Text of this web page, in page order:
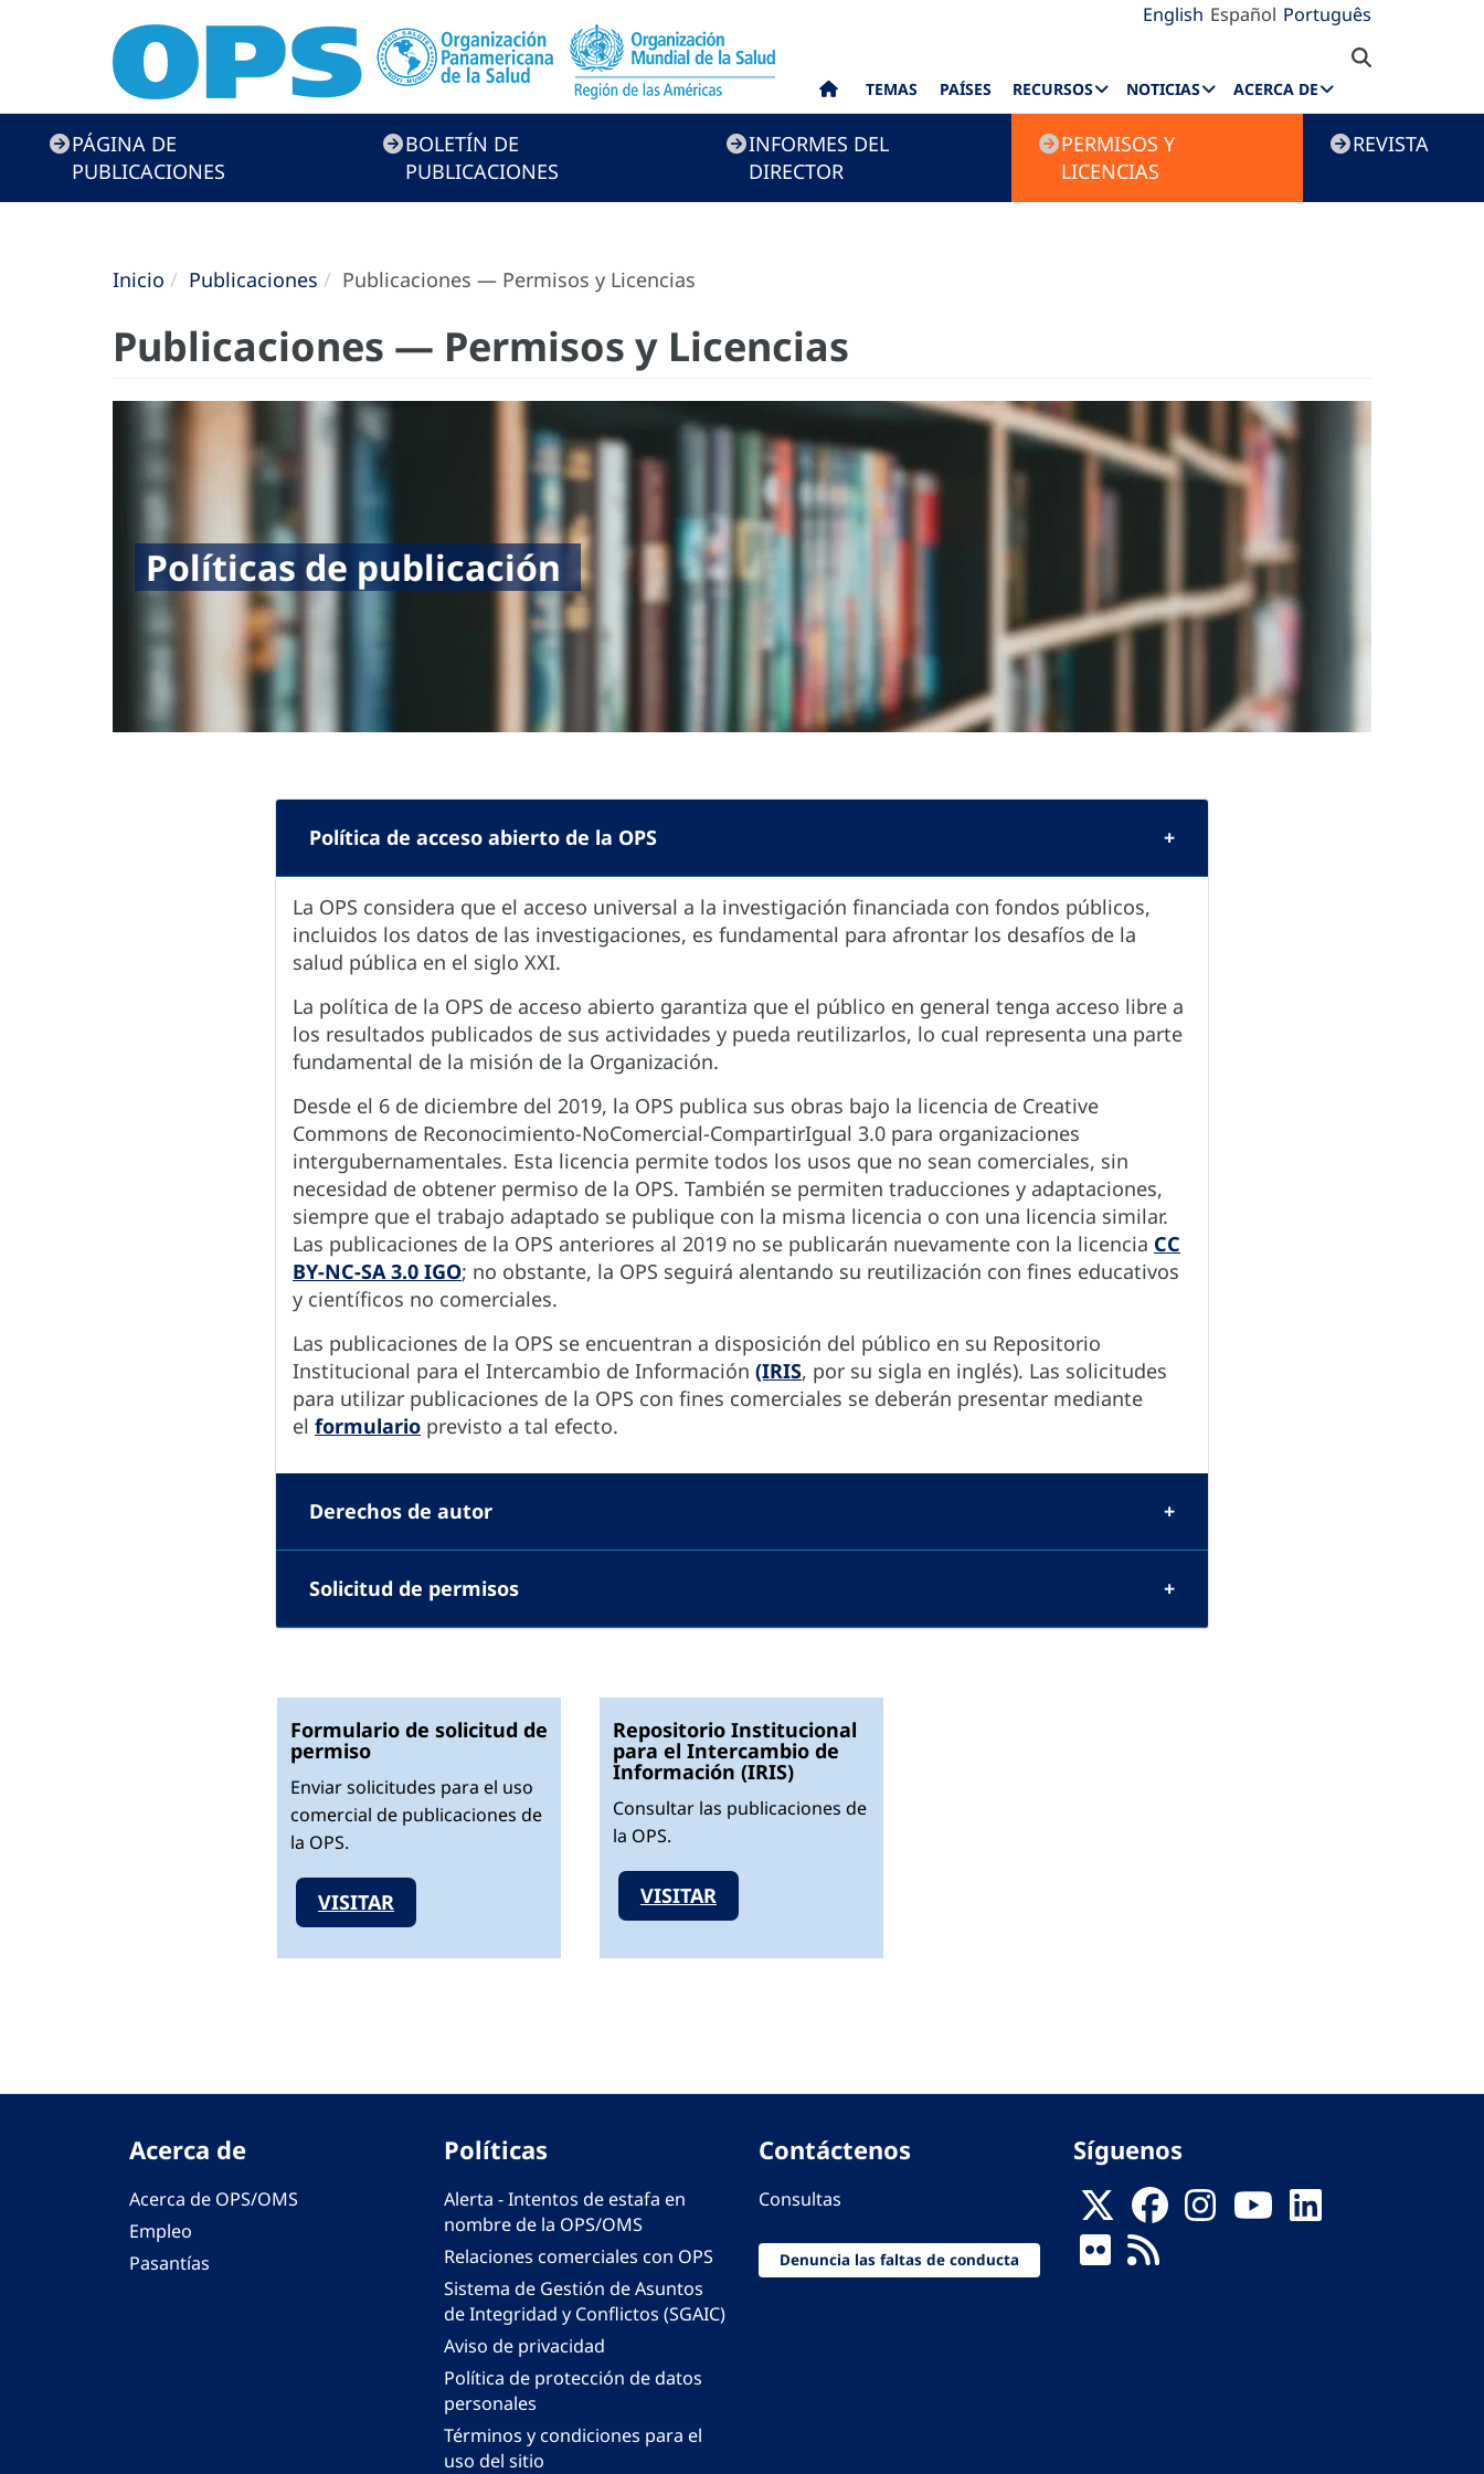
English Español Português
TEMAS PAÍSES RECURSOS NOTICIAS ACERCA DE
Menú
Publicaciones
PÁGINA DE
PUBLICACIONES
BOLETÍN DE
PUBLICACIONES
INFORMES DEL
DIRECTOR
PERMISOS Y
LICENCIAS
REVISTA
Inicio Publicaciones Publicaciones — Permisos y Licencias
Publicaciones — Permisos y Licencias
Políticas de publicación
Política de acceso abierto de la OPS
La OPS considera que el acceso universal a la investigación financiada con fondos públicos,
incluidos los datos de las investigaciones, es fundamental para afrontar los desafíos de la
salud pública en el siglo XXI.
La política de la OPS de acceso abierto garantiza que el público en general tenga acceso libre a
los resultados publicados de sus actividades y pueda reutilizarlos, lo cual representa una parte
fundamental de la misión de la Organización.
Desde el 6 de diciembre del 2019, la OPS publica sus obras bajo la licencia de Creative
Commons de Reconocimiento-NoComercial-CompartirIgual 3.0 para organizaciones
intergubernamentales. Esta licencia permite todos los usos que no sean comerciales, sin
necesidad de obtener permiso de la OPS. También se permiten traducciones y adaptaciones,
siempre que el trabajo adaptado se publique con la misma licencia o con una licencia similar.
Las publicaciones de la OPS anteriores al 2019 no se publicarán nuevamente con la licencia CC
BY-NC-SA 3.0 IGO; no obstante, la OPS seguirá alentando su reutilización con fines educativos
y científicos no comerciales.
Las publicaciones de la OPS se encuentran a disposición del público en su Repositorio
Institucional para el Intercambio de Información (IRIS, por su sigla en inglés). Las solicitudes
para utilizar publicaciones de la OPS con fines comerciales se deberán presentar mediante
el formulario previsto a tal efecto.
Derechos de autor
Solicitud de permisos
Formulario de solicitud de
permiso
Enviar solicitudes para el uso
comercial de publicaciones de
la OPS.
VISITAR
Repositorio Institucional
para el Intercambio de
Información (IRIS)
Consultar las publicaciones de
la OPS.
VISITAR
Acerca de
Acerca de OPS/OMS
Empleo
Pasantías
Políticas
Alerta - Intentos de estafa en
nombre de la OPS/OMS
Relaciones comerciales con OPS
Sistema de Gestión de Asuntos
de Integridad y Conflictos (SGAIC)
Aviso de privacidad
Política de protección de datos
personales
Términos y condiciones para el
uso del sitio
Contáctenos
Consultas
Denuncia las faltas de conducta
Síguenos